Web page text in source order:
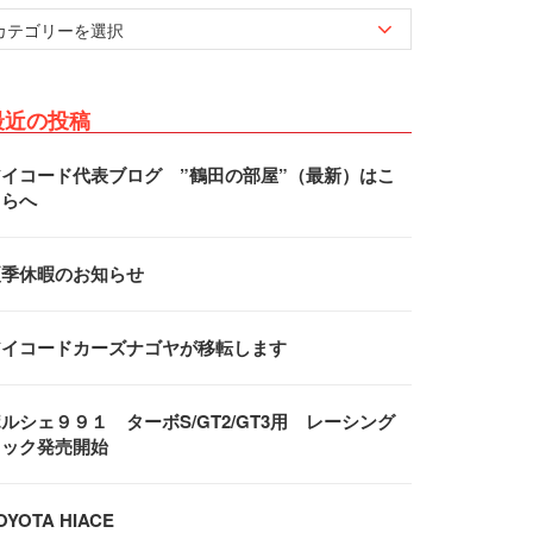
の投稿
コード代表ブログ ”鶴田の部屋”（最新）はこ
へ
休暇のお知らせ
コードカーズナゴヤが移転します
シェ９９１ ターボS/GT2/GT3用 レーシング
ク発売開始
HIACE